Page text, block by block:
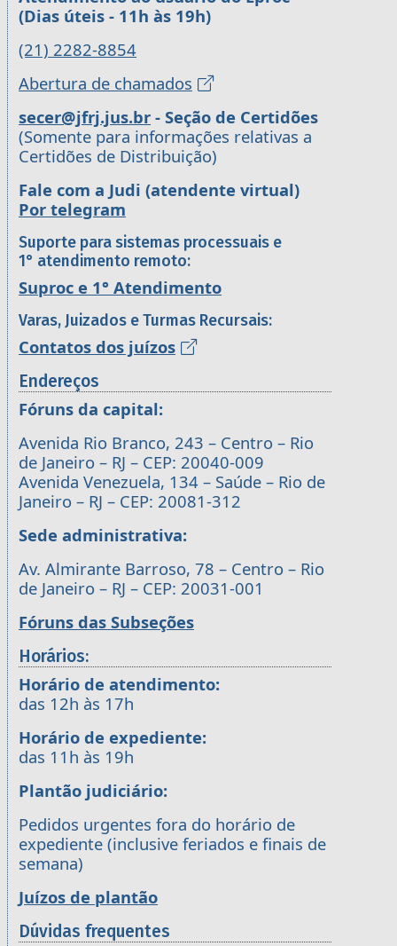
(Dias úteis - 11h às 19h)
(21) 2282-8854
Abertura de chamados
secer@jfrj.jus.br - Seção de Certidões
(Somente para informações relativas a
Certidões de Distribuição)
Fale com a Judi (atendente virtual)
Por telegram
Suporte para sistemas processuais e
1° atendimento remoto:
Suproc e 1° Atendimento
Varas, Juizados e Turmas Recursais:
Contatos dos juízos
Endereços
Fóruns da capital:
Avenida Rio Branco, 243 – Centro – Rio
de Janeiro – RJ – CEP: 20040-009
Avenida Venezuela, 134 – Saúde – Rio de
Janeiro – RJ – CEP: 20081-312
Sede administrativa:
Av. Almirante Barroso, 78 – Centro – Rio
de Janeiro – RJ – CEP: 20031-001
Fóruns das Subseções
Horários:
Horário de atendimento:
das 12h às 17h
Horário de expediente:
das 11h às 19h
Plantão judiciário:
Pedidos urgentes fora do horário de
expediente (inclusive feriados e finais de
semana)
Juízos de plantão
Dúvidas frequentes